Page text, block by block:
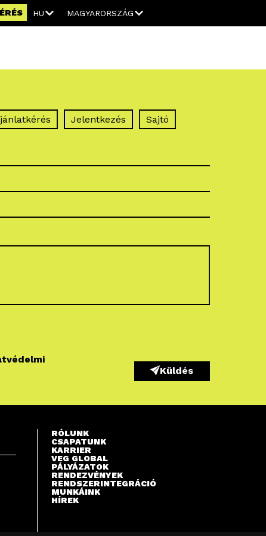
HU MAGYARORSZÁG
Jelentkezés Sajtó
Küldés
RÓLUNK
CSAPATUNK
KARRIER
VEG GLOBAL
PÁLYÁZATOK
RENDEZVÉNYEK
RENDSZERINTEGRÁCIÓ
MUNKÁINK
HÍREK